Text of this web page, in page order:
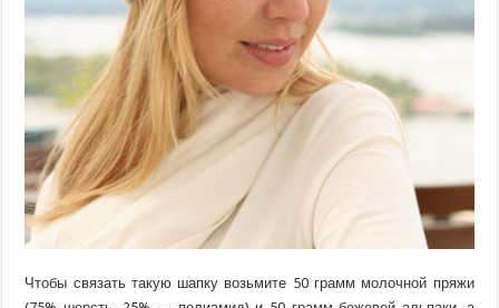
Чтобы связать такую шапку возьмите 50 грамм молочной пряжи